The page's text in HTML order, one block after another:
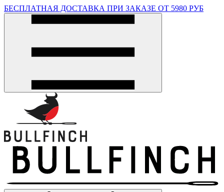
БЕСПЛАТНАЯ ДОСТАВКА ПРИ ЗАКАЗЕ ОТ 5980 РУБ